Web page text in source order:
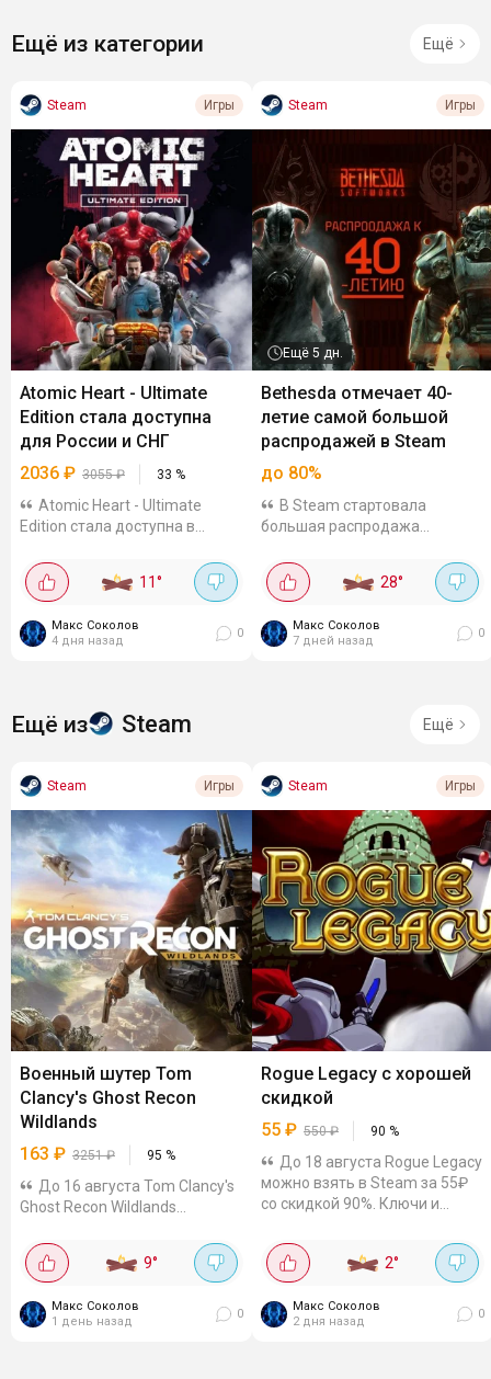
Ещё из категории Ещё
Steam Игры
Atomic Heart - Ultimate
Edition стала доступна
для России и СНГ
2036 ₽ 3055₽ 33 %
Atomic Heart - Ultimate
Edition стала доступна в
Сейчас на издание действует
скидка 60%, цена - 2036,40₽. В
игра Atomic Heart, Atomic
Pass,...
11°
Макс Соколов
4 дня назад
0
Steam Игры
Ещё 5 дн.
Bethesda отмечает 40-
летие самой большой
распродажей в Steam
до 80%
В Steam стартовала
большая распродажа
издателя. Акция продлится до
13 августа, в ру-регионе
недоступна. Официальная
страница...
28°
Макс Соколов
7 дней назад
0
Ещё из Steam Ещё
Steam Игры
Военный шутер Tom
Clancy's Ghost Recon
Wildlands
163 ₽ 3251₽ 95 %
До 16 августа Tom Clancy's
Ghost Recon Wildlands
95%. Например, на КЗ-акке
игра стоит 925₸ (~163₽).
Plati и GGSEL. Военный шутер в
большом...
9°
Макс Соколов
1 день назад
0
Steam Игры
Rogue Legacy с хорошей
скидкой
55 ₽ 550₽ 90 %
До 18 августа Rogue Legacy
можно взять в Steam за 55₽
со скидкой 90%. Ключи и
Plati и GGSEL. Сложный
рогалайт, где после смерти
героя забег продолжает его...
2°
Макс Соколов
2 дня назад
0